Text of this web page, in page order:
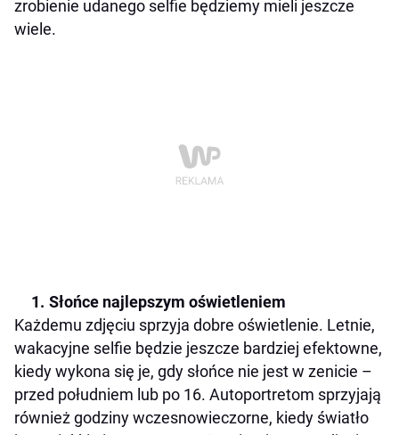
zrobienie udanego selfie będziemy mieli jeszcze
wiele.
Słońce najlepszym oświetleniem
Każdemu zdjęciu sprzyja dobre oświetlenie. Letnie,
wakacyjne selfie będzie jeszcze bardziej efektowne,
kiedy wykona się je, gdy słońce nie jest w zenicie –
przed południem lub po 16. Autoportretom sprzyjają
również godziny wczesnowieczorne, kiedy światło